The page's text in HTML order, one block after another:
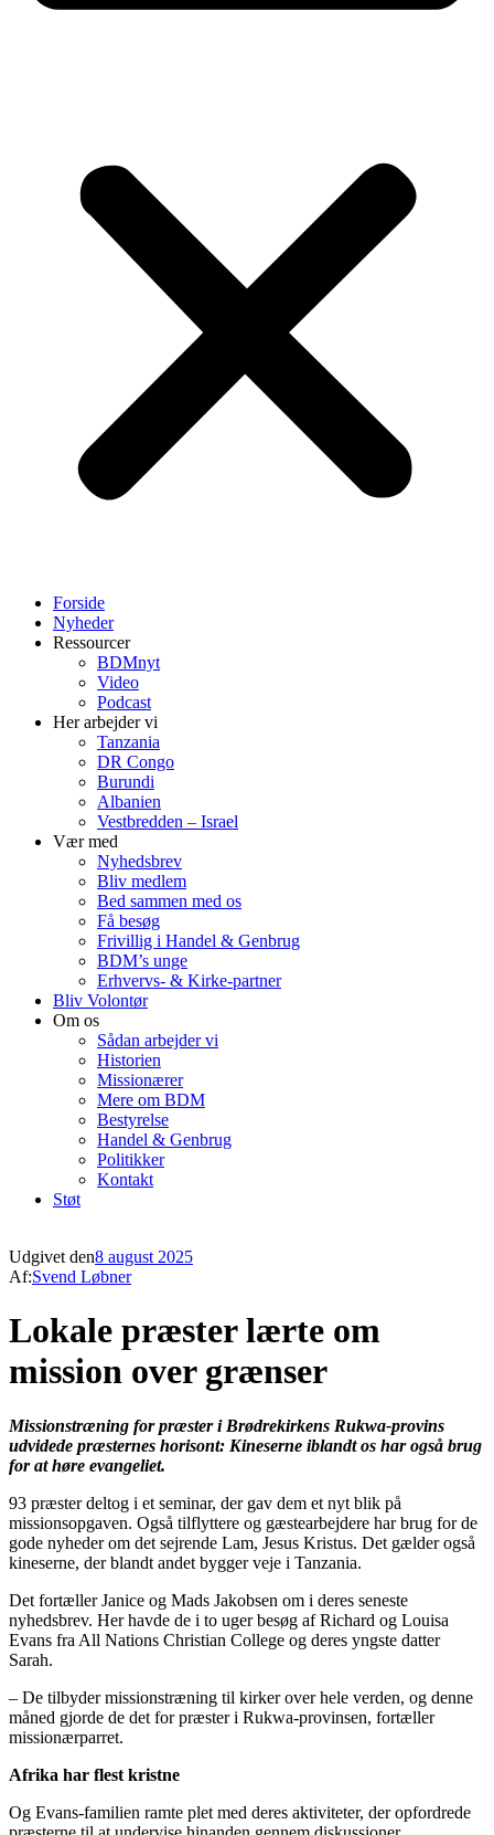
Forside
Nyheder
Ressourcer
BDMnyt
Video
Podcast
Her arbejder vi
Tanzania
DR Congo
Burundi
Albanien
Vestbredden – Israel
Vær med
Nyhedsbrev
Bliv medlem
Bed sammen med os
Få besøg
Frivillig i Handel & Genbrug
BDM’s unge
Erhvervs- & Kirke-partner
Bliv Volontør
Om os
Sådan arbejder vi
Historien
Missionærer
Mere om BDM
Bestyrelse
Handel & Genbrug
Politikker
Kontakt
Støt
Udgivet den8 august 2025
Af:Svend Løbner
Lokale præster lærte om
mission over grænser
Missionstræning for præster i Brødrekirkens Rukwa-provins
udvidede præsternes horisont: Kineserne iblandt os har også brug
for at høre evangeliet.
93 præster deltog i et seminar, der gav dem et nyt blik på
missionsopgaven. Også tilflyttere og gæstearbejdere har brug for de
gode nyheder om det sejrende Lam, Jesus Kristus. Det gælder også
kineserne, der blandt andet bygger veje i Tanzania.
Det fortæller Janice og Mads Jakobsen om i deres seneste
nyhedsbrev. Her havde de i to uger besøg af Richard og Louisa
Evans fra All Nations Christian College og deres yngste datter
Sarah.
– De tilbyder missionstræning til kirker over hele verden, og denne
måned gjorde de det for præster i Rukwa-provinsen, fortæller
missionærparret.
Afrika har flest kristne
Og Evans-familien ramte plet med deres aktiviteter, der opfordrede